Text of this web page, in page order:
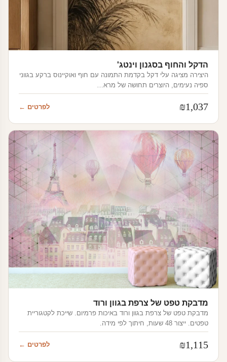
הדקל והחוף בסגנון וינטג'
היצירה מציגה עלי דקל בקדמת התמונה עם חוף ואוקיינוס ברקע בגווני
ספיה נעימים, היוצרים תחושה של מרא…
₪1,037 לפרטים ←
מדבקת טפט של צרפת בגוון ורוד
מדבקת טפט של צרפת בגוון ורוד באיכות פרמיום. שייכת לקטגוריית
טפטים. ייצור 48 שעות, חיתוך לפי מידה.
₪1,115 לפרטים ←